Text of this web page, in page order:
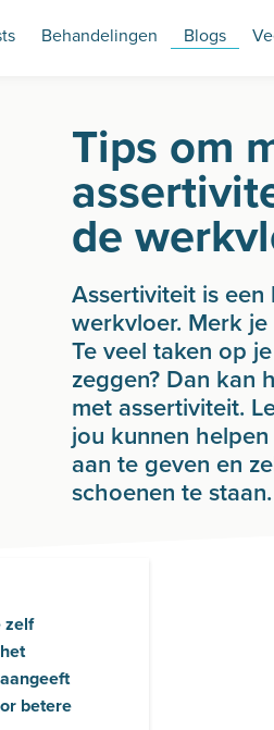
Behandelingen Blogs
Tips om
de
Assertiviteit is
werkvloer. Merk
Te veel taken op
zeggen? Dan kan
met assertiviteit.
jou kunnen
aan te geven en
schoenen te staan.
zelf
betere